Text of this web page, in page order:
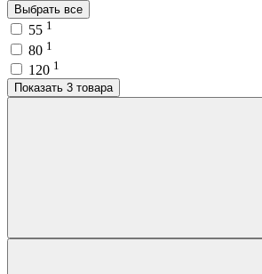
Выбрать все
55 1
80 1
120 1
Показать 3 товара